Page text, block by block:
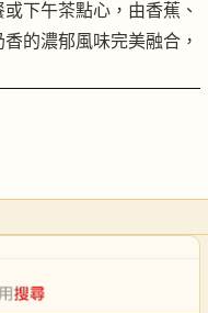
下午茶點心，由香蕉、
的濃郁風味完美融合，